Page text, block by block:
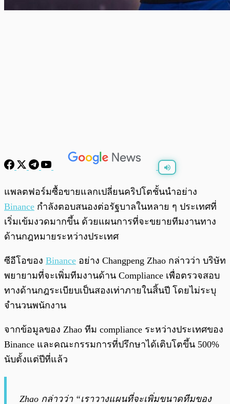
พร้อมเล่น /
แพลตฟอร์มซื้อขายแลกเปลี่ยนคริปโตชั้นนำอย่าง
Binance กำลังตอบสนองต่อรัฐบาลในหลาย ๆ ประเทศที่
เริ่มเข้มงวดมากขึ้น ด้วยแผนการที่จะขยายทีมงานทาง
ด้านกฎหมายระหว่างประเทศ
ซีอีโอของ Binance อย่าง Changpeng Zhao กล่าวว่า บริษัท
พยายามที่จะเพิ่มทีมงานด้าน Compliance เพื่อตรวจสอบ
ทางด้านกฎระเบียบเป็นสองเท่าภายในสิ้นปี โดยไม่ระบุ
จำนวนพนักงาน
จากข้อมูลของ Zhao ทีม compliance ระหว่างประเทศของ
Binance และคณะกรรมการที่ปรึกษาได้เติบโตขึ้น 500%
นับตั้งแต่ปีที่แล้ว
Zhao กล่าวว่า “เราวางแผนที่จะเพิ่มขนาดทีมของ